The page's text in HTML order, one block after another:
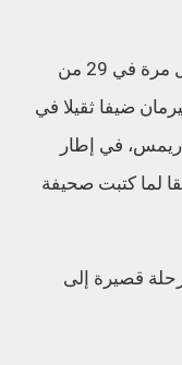
ومن المقرر ظهور ميسي الباريسي لأول مرة في 29 من
ضيفا ثقيلا في
ريمس، في إطار
لما كتبت صحيفة
قصيرة إلى